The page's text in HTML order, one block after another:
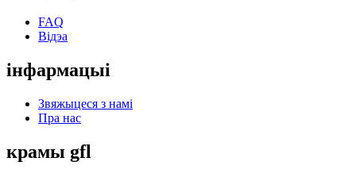
FAQ
Відэа
інфармацыі
Звяжыцеся з намі
Пра нас
крамы gfl